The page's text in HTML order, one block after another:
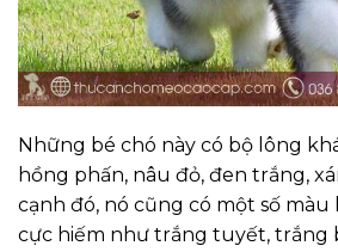
Những bé chó này có bộ lông
hồng phấn, nâu đỏ, đen trắng,
cạnh đó, nó cũng có một số
cực hiếm như trắng tuyết, trắng